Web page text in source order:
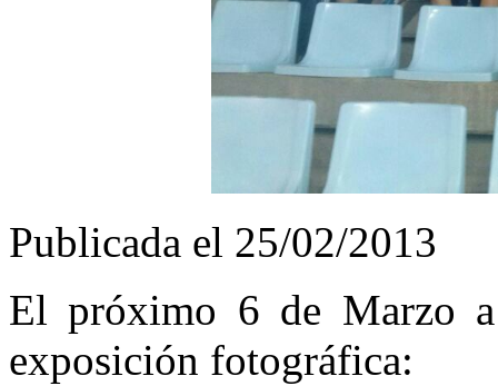
Publicada el 25/02/2013
El próximo 6 de Marzo
exposición fotográfica: